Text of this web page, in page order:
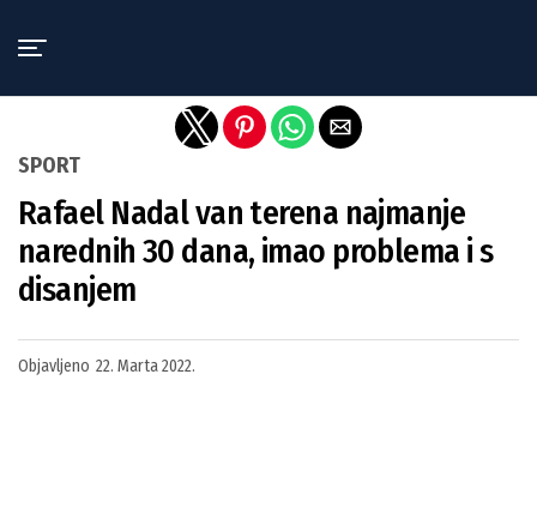
SPORT
Rafael Nadal van terena najmanje
narednih 30 dana, imao problema i s
disanjem
Objavljeno 22. Marta 2022.